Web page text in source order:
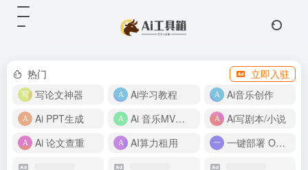
热门
立即入驻
写论文神器
Ai学习教程
Ai音乐创作
Ai PPT生成
Ai 音乐MV制作
Ai写剧本/小说
Ai 论文查重
AI算力租用 一键部署 OpenClaw